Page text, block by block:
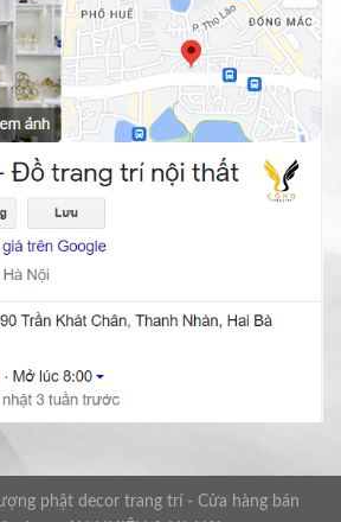
phật decor trang trí - Cửa hàng bán